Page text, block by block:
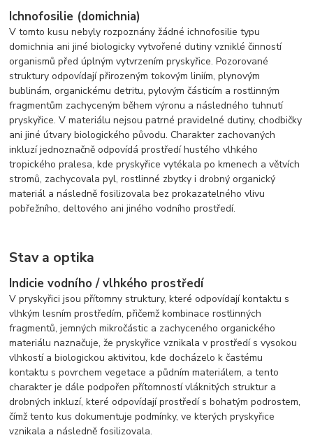
Ichnofosilie (domichnia)
V tomto kusu nebyly rozpoznány žádné ichnofosilie typu
domichnia ani jiné biologicky vytvořené dutiny vzniklé činností
organismů před úplným vytvrzením pryskyřice. Pozorované
struktury odpovídají přirozeným tokovým liniím, plynovým
bublinám, organickému detritu, pylovým částicím a rostlinným
fragmentům zachyceným během výronu a následného tuhnutí
pryskyřice. V materiálu nejsou patrné pravidelné dutiny, chodbičky
ani jiné útvary biologického původu. Charakter zachovaných
inkluzí jednoznačně odpovídá prostředí hustého vlhkého
tropického pralesa, kde pryskyřice vytékala po kmenech a větvích
stromů, zachycovala pyl, rostlinné zbytky i drobný organický
materiál a následně fosilizovala bez prokazatelného vlivu
pobřežního, deltového ani jiného vodního prostředí.
Stav a optika
Indicie vodního / vlhkého prostředí
V pryskyřici jsou přítomny struktury, které odpovídají kontaktu s
vlhkým lesním prostředím, přičemž kombinace rostlinných
fragmentů, jemných mikročástic a zachyceného organického
materiálu naznačuje, že pryskyřice vznikala v prostředí s vysokou
vlhkostí a biologickou aktivitou, kde docházelo k častému
kontaktu s povrchem vegetace a půdním materiálem, a tento
charakter je dále podpořen přítomností vláknitých struktur a
drobných inkluzí, které odpovídají prostředí s bohatým podrostem,
čímž tento kus dokumentuje podmínky, ve kterých pryskyřice
vznikala a následně fosilizovala.